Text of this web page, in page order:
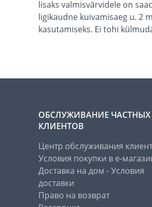
lisaks valmisvärvidele on
ligikaudne kuivamisaeg u. 2
kasutamiseks. Ei tohi
ОБСЛУЖИВАНИЕ ЧАСТНЫХ
КЛИЕНТОВ
Центр обслуживания
Условия покупки в е-
Доставка на дом - Условия
доставки
Право на возврат